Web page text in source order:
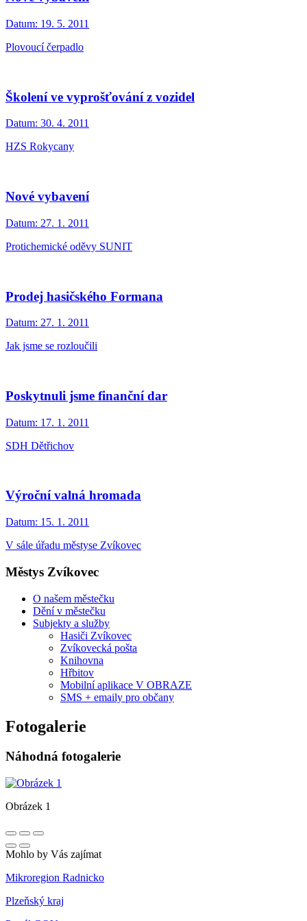
Datum: 19. 5. 2011
Plovoucí čerpadlo
Školení ve vyprošťování z vozidel
Datum: 30. 4. 2011
HZS Rokycany
Nové vybavení
Datum: 27. 1. 2011
Protichemické oděvy SUNIT
Prodej hasičského Formana
Datum: 27. 1. 2011
Jak jsme se rozloučili
Poskytnuli jsme finanční dar
Datum: 17. 1. 2011
SDH Dětřichov
Výroční valná hromada
Datum: 15. 1. 2011
V sále úřadu městyse Zvíkovec
Městys Zvíkovec
O našem městečku
Dění v městečku
Subjekty a služby
Hasiči Zvíkovec
Zvíkovecká pošta
Knihovna
Hřbitov
Mobilní aplikace V OBRAZE
SMS + emaily pro občany
Fotogalerie
Náhodná fotogalerie
Obrázek 1
Mohlo by Vás zajímat
Mikroregion Radnicko
Plzeňský kraj